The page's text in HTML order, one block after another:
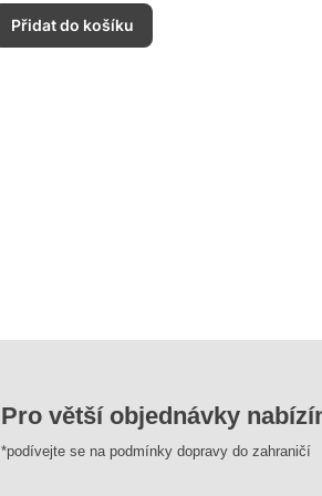
Přidat do košíku
Pro větší objednávky
*podívejte se na podmínky dopravy do zahraničí